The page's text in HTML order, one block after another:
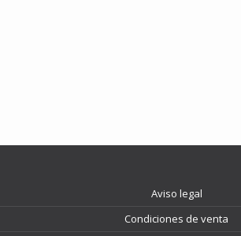
Aviso legal
Condiciones de venta